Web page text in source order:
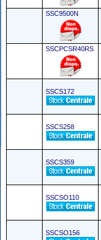
SSC9500N
SSCPCSR40RS
SSCS172
SSCS258
SSCS359
SSCSO110
SSCSO156